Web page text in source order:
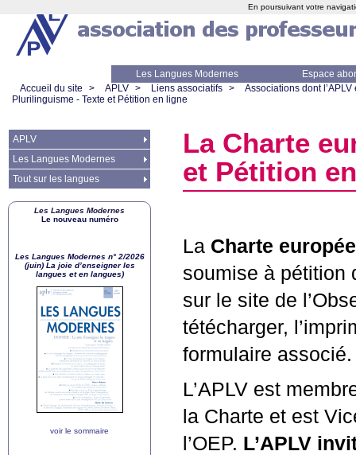
Les Langues Modernes
Espace
Accueil du site
> APLV > Liens associatifs >
Associations dont l’APLV
Plurilinguisme - Texte et Pétition en ligne
La Charte
et Pétition
La Charte
soumise à pétition
sur le site de
tétécharger,
formulaire associé.
L’APLV est
la Charte et est
l’OEP. L’APLV
APLV
Les Langues Modernes
Tout sur les langues
Les Langues Modernes
Le nouveau numéro
Les Langues Modernes n° 2/2026
(juin) La joie d’enseigner les
langues et en langues)
voir le sommaire
En poursuivant votre